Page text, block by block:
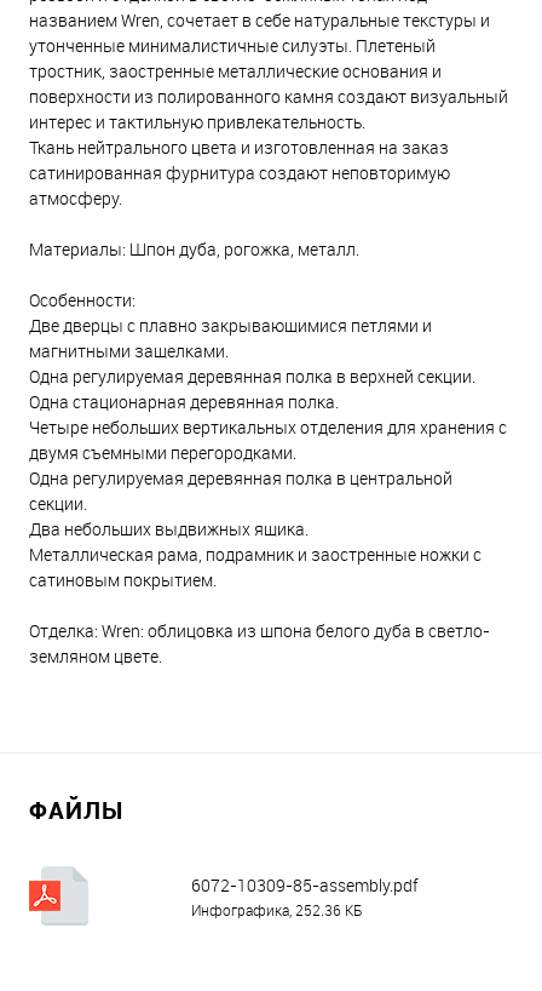
названием Wren, сочетает в себе натуральные текстуры и
утонченные минималистичные силуэты. Плетеный
тростник, заостренные металлические основания и
поверхности из полированного камня создают визуальный
интерес и тактильную привлекательность.
Ткань нейтрального цвета и изготовленная на заказ
сатинированная фурнитура создают неповторимую
атмосферу.
Материалы: Шпон дуба, рогожка, металл.
Особенности:
Две дверцы с плавно закрывающимися петлями и
магнитными защелками.
Одна регулируемая деревянная полка в верхней секции.
Одна стационарная деревянная полка.
Четыре небольших вертикальных отделения для хранения с
двумя съемными перегородками.
Одна регулируемая деревянная полка в центральной
секции.
Два небольших выдвижных ящика.
Металлическая рама, подрамник и заостренные ножки с
сатиновым покрытием.
Отделка: Wren: облицовка из шпона белого дуба в светло-
земляном цвете.
ФАЙЛЫ
6072-10309-85-assembly.pdf
Инфографика, 252.36 КБ